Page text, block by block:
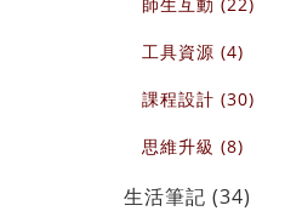
工具資源 (4)
課程設計 (30)
思維升級 (8)
生活筆記 (34)